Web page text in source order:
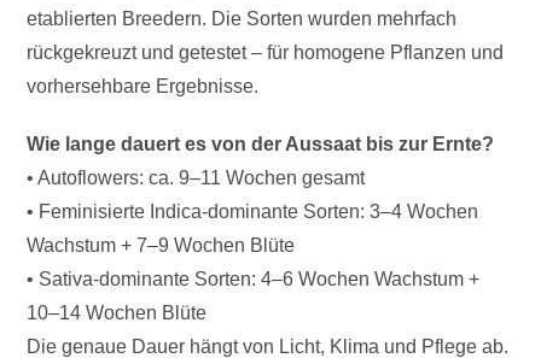
etablierten Breedern. Die Sorten wurden mehrfach
rückgekreuzt und getestet – für homogene Pflanzen und
vorhersehbare Ergebnisse.
Wie lange dauert es von der Aussaat bis zur Ernte?
• Autoflowers: ca. 9–11 Wochen gesamt
• Feminisierte Indica-dominante Sorten: 3–4 Wochen
Wachstum + 7–9 Wochen Blüte
• Sativa-dominante Sorten: 4–6 Wochen Wachstum +
10–14 Wochen Blüte
Die genaue Dauer hängt von Licht, Klima und Pflege ab.